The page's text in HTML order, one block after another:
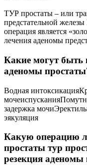
ТУР простаты – или
предстательной
операция является
лечения аденомы
Какие могут быть
аденомы
Водная
задержка
эякуляция
Какую операцию
простаты тур
резекция аденомы